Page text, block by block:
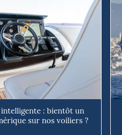
: bientôt un
sur nos voiliers ?